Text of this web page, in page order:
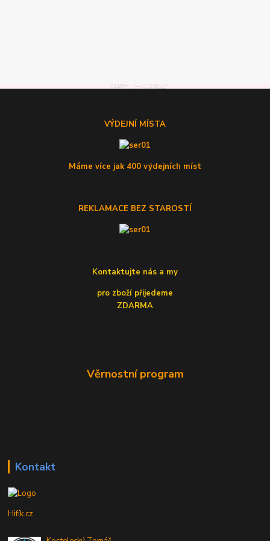
VÝDEJNÍ MÍSTA
Máme více jak 400 výdejních míst
REKLAMACE BEZ STAROSTÍ
Kontaktujte nás a my
pro zboží přijedeme
ZDARMA
Věrnostní program
Kontakt
Hifík.cz